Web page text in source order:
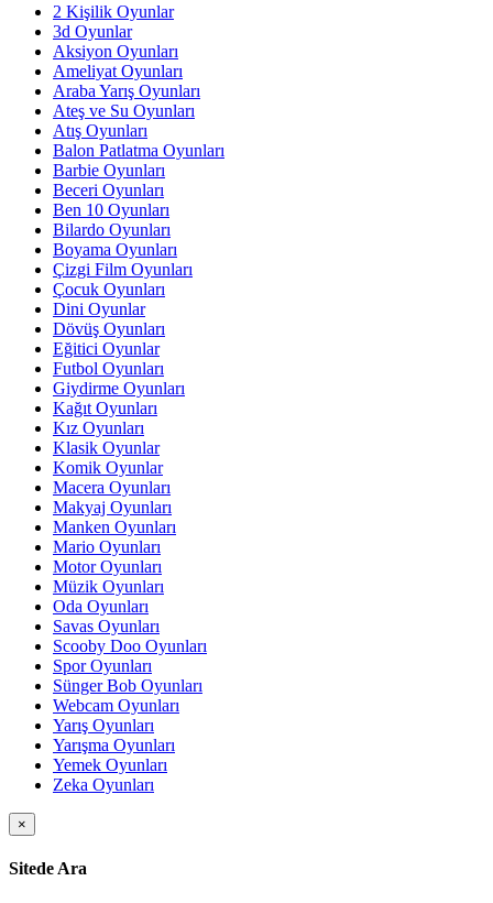
2 Kişilik Oyunlar
3d Oyunlar
Aksiyon Oyunları
Ameliyat Oyunları
Araba Yarış Oyunları
Ateş ve Su Oyunları
Atış Oyunları
Balon Patlatma Oyunları
Barbie Oyunları
Beceri Oyunları
Ben 10 Oyunları
Bilardo Oyunları
Boyama Oyunları
Çizgi Film Oyunları
Çocuk Oyunları
Dini Oyunlar
Dövüş Oyunları
Eğitici Oyunlar
Futbol Oyunları
Giydirme Oyunları
Kağıt Oyunları
Kız Oyunları
Klasik Oyunlar
Komik Oyunlar
Macera Oyunları
Makyaj Oyunları
Manken Oyunları
Mario Oyunları
Motor Oyunları
Müzik Oyunları
Oda Oyunları
Savas Oyunları
Scooby Doo Oyunları
Spor Oyunları
Sünger Bob Oyunları
Webcam Oyunları
Yarış Oyunları
Yarışma Oyunları
Yemek Oyunları
Zeka Oyunları
×
Sitede Ara